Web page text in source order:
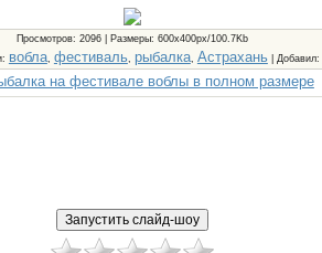
Просмотров: 2096 | Размеры: 600x400px/100.7Kb
: вобла, фестиваль, рыбалка, Астрахань| Добавил:
на фестивале воблы в полном размере